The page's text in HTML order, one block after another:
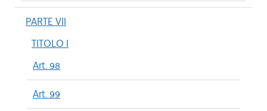
PARTE VII
TITOLO I
Art. 98
Art. 99